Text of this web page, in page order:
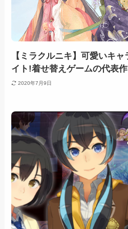
【ミラクルニキ】可愛いキ
イト!着せ替えゲームの代表作
2020年7月9日